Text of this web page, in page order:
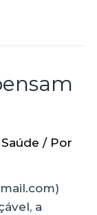
Saúde / Por
a